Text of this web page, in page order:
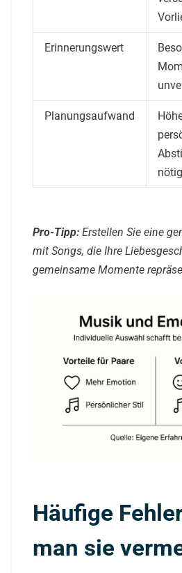
Erinnerungswert
Planungsaufwand
nötig
Pro-Tipp: Erstellen Sie eine
mit Songs, die Ihre
gemeinsame Momente
Häufige
man sie